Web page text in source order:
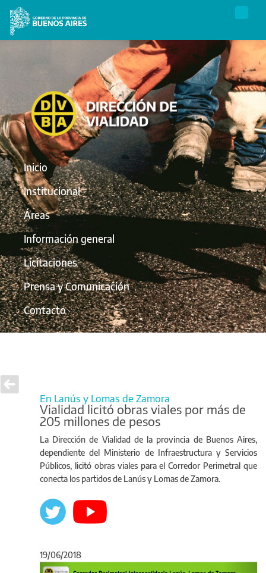
Inicio
Institucional
Áreas
Información general
Licitaciones
Prensa y Comunicación
Contacto
En Lanús y Lomas de Zamora
Vialidad licitó obras viales por más de
205 millones de pesos
La Dirección de Vialidad de la provincia de Buenos Aires,
dependiente del Ministerio de Infraestructura y Servicios
Públicos, licitó obras viales para el Corredor Perimetral que
conecta los partidos de Lanús y Lomas de Zamora.
19/06/2018
Anterior